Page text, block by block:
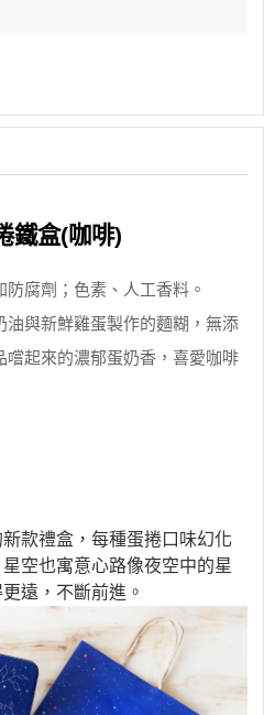
鐵盒(咖啡)
腐劑；色素、人工香料。
油與新鮮雞蛋製作的麵糊，無添
嚐起來的濃郁蛋奶香，喜愛咖啡
款禮盒，每種蛋捲口味幻化
空也寓意心路像夜空中的星
遠，不斷前進。